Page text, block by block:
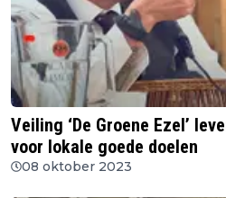
Veiling ‘De Groene Ezel’
voor lokale goede doelen
08 oktober 2023